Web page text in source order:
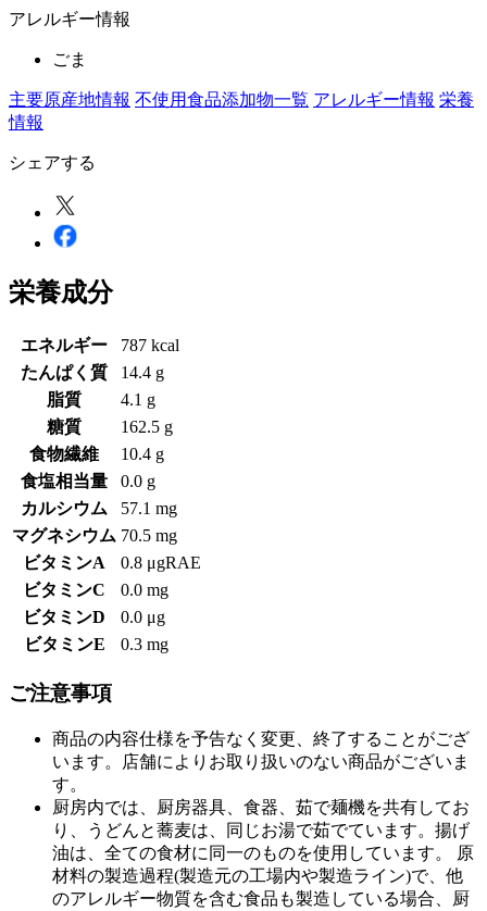
アレルギー情報
ごま
主要原産地情報 不使用食品添加物一覧 アレルギー情報 栄養
情報
シェアする
栄養成分
エネルギー
787 kcal
たんぱく質
14.4 g
脂質
4.1 g
糖質
162.5 g
食物繊維
10.4 g
食塩相当量
0.0 g
カルシウム
57.1 mg
マグネシウム 70.5 mg
ビタミンA
0.8 μgRAE
ビタミンC
0.0 mg
ビタミンD
0.0 μg
ビタミンE
0.3 mg
ご注意事項
商品の内容仕様を予告なく変更、終了することがござ
います。店舗によりお取り扱いのない商品がございま
す。
厨房内では、厨房器具、食器、茹で麺機を共有してお
り、うどんと蕎麦は、同じお湯で茹でています。揚げ
油は、全ての食材に同一のものを使用しています。 原
材料の製造過程(製造元の工場内や製造ライン)で、他
のアレルギー物質を含む食品も製造している場合、厨